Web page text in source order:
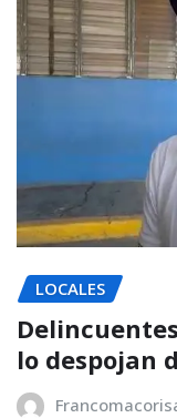
LOCALES
lo despojan